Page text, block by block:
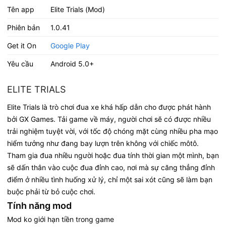
Tên app Elite Trials (Mod)
Phiên bản 1.0.41
Get it On Google Play
Yêu cầu Android 5.0+
ELITE TRIALS
Elite Trials là trò chơi đua xe khá hấp dẫn cho được phát hành
bởi GX Games. Tải game về máy, người chơi sẽ có được nhiều
trải nghiệm tuyệt vời, với tốc độ chóng mặt cùng nhiều pha mạo
hiểm tưởng như đang bay lượn trên không với chiếc môtô.
Tham gia đua nhiều người hoặc đua tính thời gian một mình, bạn
sẽ dấn thân vào cuộc đua đỉnh cao, nơi mà sự căng thẳng đỉnh
điểm ở nhiều tình huống xử lý, chỉ một sai xót cũng sẽ làm bạn
buộc phải từ bỏ cuộc chơi.
Tính năng mod
Mod ko giới hạn tiền trong game